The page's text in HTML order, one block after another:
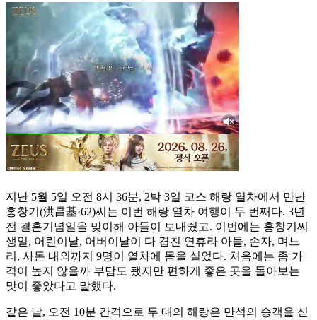
지난 5월 5일 오전 8시 36분, 2박 3일 코스 해랑 열차에서 만난
홍창기(洪昌基·62)씨는 이번 해랑 열차 여행이 두 번째다. 3년
전 결혼기념일을 맞이해 아들이 보내줬고. 이번에는 홍창기씨
생일, 어린이날, 어버이날이 다 겹친 연휴라 아들, 손자, 며느
리, 사돈 내외까지 9명이 열차에 몸을 실었다. 처음에는 좀 가
격이 높지 않을까 부담도 됐지만 편하게 좋은 곳을 돌아보는
맛이 좋았다고 말했다.
같은 날, 오전 10분 간격으로 두 대의 해랑은 만석의 승객을 싣